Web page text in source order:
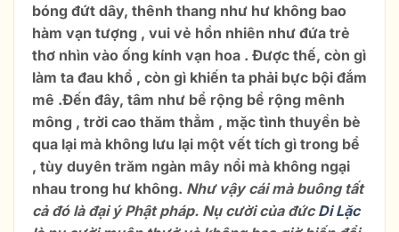
bóng đứt dây, thênh thang như hư không bao
hàm vạn tượng , vui vẻ hồn nhiên như đứa trẻ
thơ nhìn vào ống kính vạn hoa . Được thế, còn gì
làm ta đau khổ , còn gì khiến ta phải bực bội đắm
mê .Đến đây, tâm như bể rộng bể rộng mênh
mông , trời cao thăm thẳm , mặc tình thuyền bè
qua lại mà không lưu lại một vết tích gì trong bể
, tùy duyên trăm ngàn mây nổi mà không ngại
nhau trong hư không. Như vậy cái mà buông tất
cả đó là đại ý Phật pháp. Nụ cười của đứcDi Lặc